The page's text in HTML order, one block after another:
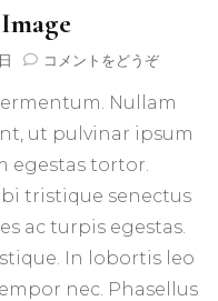
コメントをどうぞ
Nullam
ut pulvinar ipsum
egestas tortor.
tristique senectus
ac turpis egestas.
In lobortis leo
nec. Phasellus